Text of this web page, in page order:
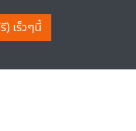
) เร็วๆนี้